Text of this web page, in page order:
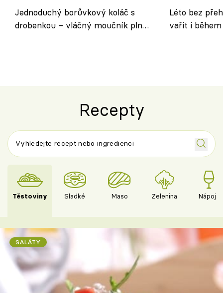
Jednoduchý borůvkový koláč s
drobenkou – vláčný moučník plný
Léto bez
vařit i
Recepty
Těstoviny Sladké Maso Zelenina Nápoje
SALÁTY